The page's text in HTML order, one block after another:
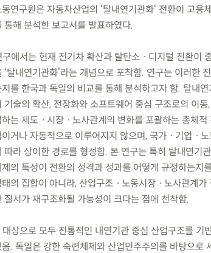
연구원은 자동차산업의 ‘탈내연기관화‘ 전환이 고
통해 분석한 보고서를 발표하였다.
에서는 현재 전기차 확산과 탈탄소ㆍ디지털 전환이
‘탈내연기관화’라는 개념으로 포착함. 연구는 이러한
지를 한국과 독일의 비교를 통해 분석하고자 함. 탈내
기술의 확산, 전장화와 소프트웨어 중심 구조로의 이
하는 제도ㆍ시장ㆍ노사관계의 변화를 포괄하는 총체
이거나 자동적으로 이루어지지 않으며, 국가ㆍ기업ㆍ
따라 상이한 경로를 형성함. 본 연구는 특히 탈내연기
제의 특성이 전환의 성격과 성과를 어떻게 규정하는지
태의 집합이 아니라, 산업구조ㆍ노동시장ㆍ노사관계
질서가 재구조화될 가능성이 크다는 점에 천착함.
상으로 모두 전통적인 내연기관 중심 산업구조를 기
음. 독일은 강한 숙련체제와 산업민주주의를 바탕으로